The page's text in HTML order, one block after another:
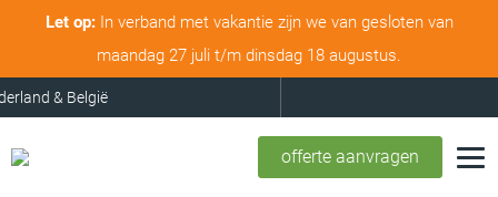
Let op:In verband met vakantie zijn we van gesloten van
maandag 27 juli t/m dinsdag 18 augustus.
offerte aanvragen